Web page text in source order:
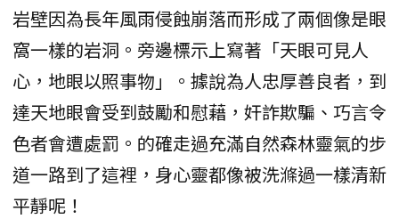
岩壁因為長年風雨侵蝕崩落而形成了兩個像是眼
窩一樣的岩洞。旁邊標示上寫著「天眼可見人
心，地眼以照事物」。據說為人忠厚善良者，到
達天地眼會受到鼓勵和慰藉，奸詐欺騙、巧言令
色者會遭處罰。的確走過充滿自然森林靈氣的步
道一路到了這裡，身心靈都像被洗滌過一樣清新
平靜呢！